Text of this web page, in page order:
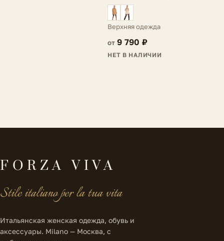
темно-оранжевое Ria
Верхняя одежда
от9 790 ₽
НЕТ В НАЛИЧИИ
FORZA VIVA
Stile italiano per la tua vita
Итальянская женская одежда, обувь и
аксессуары. Milano — Москва, с